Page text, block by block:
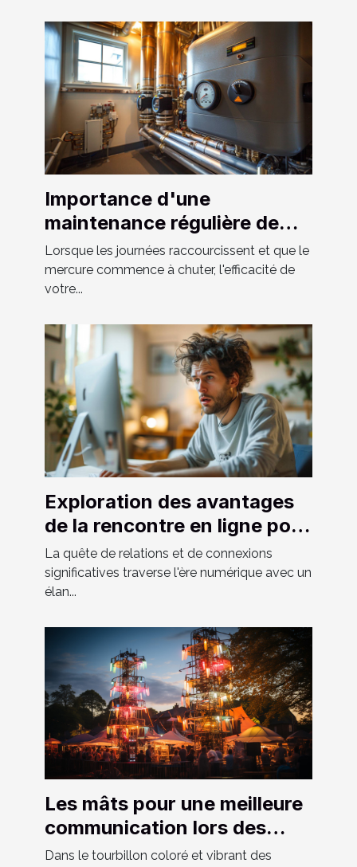
Importance d'une
maintenance régulière de
votre système de chauffage
et tuyauterie
Lorsque les journées raccourcissent et que le
mercure commence à chuter, l'efficacité de
votre...
Exploration des avantages
de la rencontre en ligne pour
hommes hétéros curieux
La quête de relations et de connexions
significatives traverse l'ère numérique avec un
élan...
Les mâts pour une meilleure
communication lors des
festivals
Dans le tourbillon coloré et vibrant des